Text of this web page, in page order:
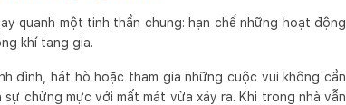
quanh một tinh thần chung: hạn chế những hoạt động
khí tang gia.
đình, hát hò hoặc tham gia những cuộc vui không cần
chừng mực với mất mát vừa xảy ra. Khi trong nhà vẫn